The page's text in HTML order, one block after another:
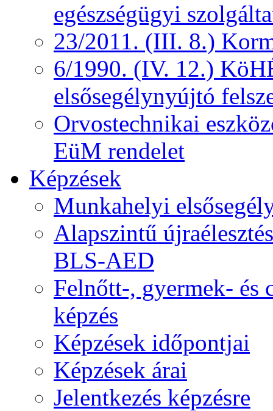
egészségügyi
23/2011. (III. 8.)
6/1990. (IV. 12.)
elsősegélynyújtó
Orvostechnikai
EüM rendelet
Képzések
Munkahelyi
Alapszintű
BLS-AED
Felnőtt-, gyermek- és
képzés
Képzések időpontjai
Képzések árai
Jelentkezés képzésre